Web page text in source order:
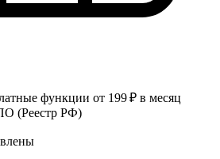
функции от 199 ₽ в месяц
(Реестр РФ)